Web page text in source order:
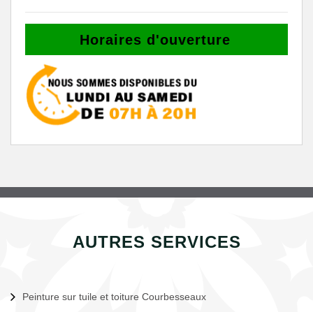
Horaires d'ouverture
AUTRES SERVICES
Peinture sur tuile et toiture Courbesseaux